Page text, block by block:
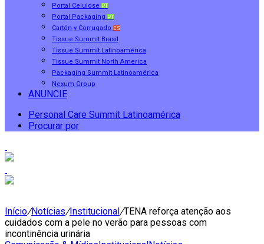
Portal Celulose PT
Portal Packaging PT
Cartón y Corrugado ES
Tissue Summit Brasil
Tissue Summit Latinoamérica
Tissue Summit North America
Packaging Summit Latinoamérica
Nexum Group
ANUNCIE
Personal Care Summit Latinoamérica
Procurar por
Início/Notícias/Institucional/TENA reforça atenção aos
cuidados com a pele no verão para pessoas com
incontinência urinária